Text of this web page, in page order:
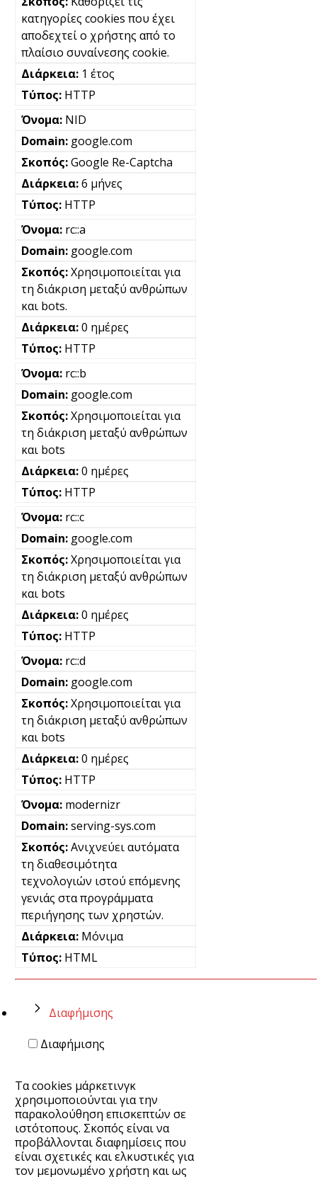
κατηγορίες cookies που έχει
αποδεχτεί ο χρήστης από το
πλαίσιο συναίνεσης cookie.
1 έτος
HTTP
NID
google.com
Google Re-Captcha
6 μήνες
HTTP
rc::a
google.com
Χρησιμοποιείται για
τη διάκριση μεταξύ ανθρώπων
και bots.
0 ημέρες
HTTP
rc::b
google.com
Χρησιμοποιείται για
τη διάκριση μεταξύ ανθρώπων
και bots
0 ημέρες
HTTP
rc::c
google.com
Χρησιμοποιείται για
τη διάκριση μεταξύ ανθρώπων
και bots
0 ημέρες
HTTP
rc::d
google.com
Χρησιμοποιείται για
τη διάκριση μεταξύ ανθρώπων
και bots
0 ημέρες
HTTP
modernizr
serving-sys.com
Ανιχνεύει αυτόματα
τη διαθεσιμότητα
τεχνολογιών ιστού επόμενης
γενιάς στα προγράμματα
περιήγησης των χρηστών.
Μόνιμα
HTML
Διαφήμισης
Διαφήμισης
Τα cookies μάρκετινγκ
χρησιμοποιούνται για την
παρακολούθηση επισκεπτών σε
ιστότοπους. Σκοπός είναι να
προβάλλονται διαφημίσεις που
είναι σχετικές και ελκυστικές για
τον μεμονωμένο χρήστη και ως